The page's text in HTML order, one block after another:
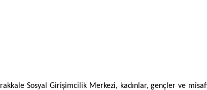
Sosyal Girişimcilik Merkezi, kadınlar, gençler ve